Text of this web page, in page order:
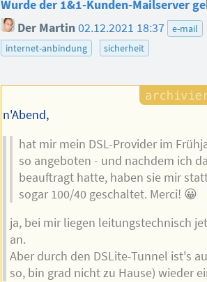
Wurde der 1&1-Kunden-Mailserver
Der Martin02.12.2021 18:37
e-mail
internet-anbindung
sicherheit
n'Abend,
hat mir mein DSL-Provider im
so angeboten - und nachdem ich
beauftragt hatte, haben sie mir
sogar 100/40 geschaltet. Merci! 😀
ja, bei mir liegen leitungstechnisch
an.
Aber durch den DSLite-Tunnel ist's
so, bin grad nicht zu Hause) wieder